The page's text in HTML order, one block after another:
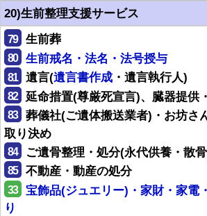
20)生前整理支援サービス
79 生前葬
80 生前戒名・法名・法号授与
81 遺言(遺言書作成 ・遺言執行人)
82 延命措置(尊厳死宣言)、臓器提供
83
葬儀社(ご遺体搬送業者)・お坊さ
取り決め
84 ご遺骨整理・処分(永代供養・散
85 不動産・動産の処分
33
宝飾品(ジュエリー)・家財・家電
り